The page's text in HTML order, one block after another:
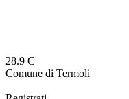
28.9 C
Comune di Termoli